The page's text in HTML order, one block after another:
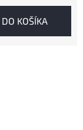
DO KOŠÍKA